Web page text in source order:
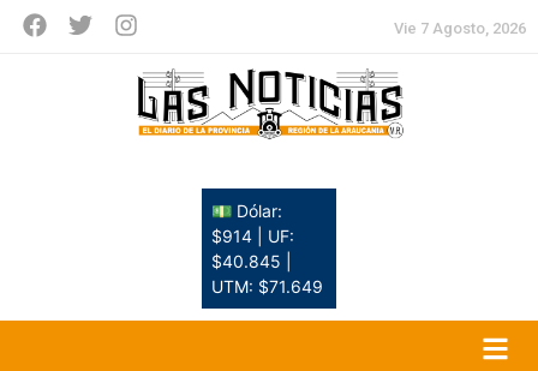
Vie 7 Agosto, 2026
💵 Dólar:
$914 | UF:
$40.845 |
UTM: $71.649